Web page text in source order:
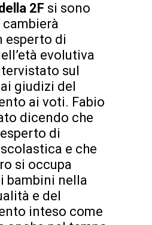
2F si sono
esperto di
evolutiva
sul
giudizi del
ai voti. Fabio
dicendo che
di
e che
si occupa
bambini nella
e del
inteso come